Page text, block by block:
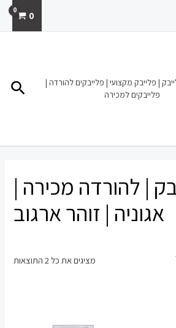
0
| פלייבק מקצועי | פלייבקים להורדה |
פלייבקים למכירה
| להורדה מכירה |
אגוניה | זוהר ארגוב
מציגים את כל ⁦2⁩ התוצאות